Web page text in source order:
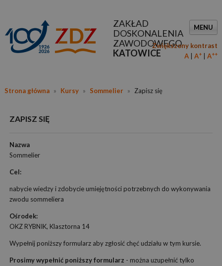
ZAKŁAD
DOSKONALENIA
ZAWODOWEGO
KATOWICE
MENU
Zwiększony kontrast
A
A+ A++
Strona główna » Kursy » Sommelier » Zapisz się
ZAPISZ SIĘ
Nazwa
Sommelier
Cel:
nabycie wiedzy i zdobycie umiejętności potrzebnych do wykonywania
zwodu sommeliera
Ośrodek:
OKZ RYBNIK, Klasztorna 14
Wypełnij poniższy formularz aby zgłosić chęć udziału w tym kursie.
Prosimy wypełnić poniższy formularz - można uzupełnić tylko